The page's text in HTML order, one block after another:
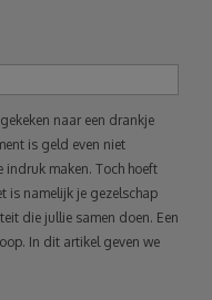
naar een drankje
is geld even niet
indruk maken. Toch hoeft
is namelijk je gezelschap
die jullie samen doen. Een
In dit artikel geven we